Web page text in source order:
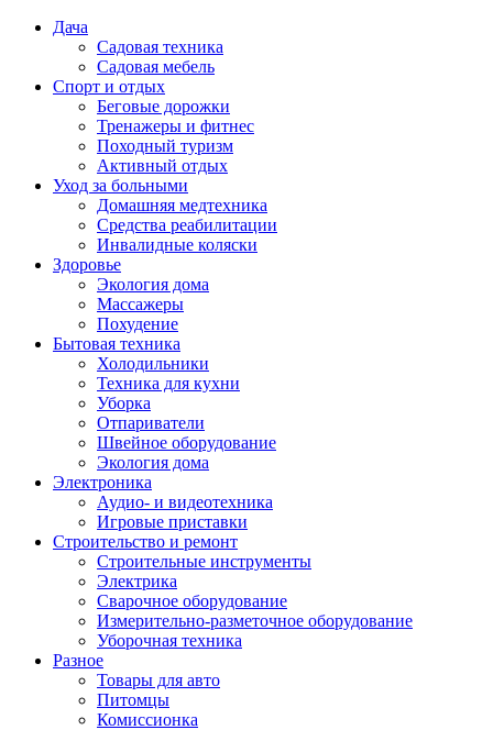
Дача
Садовая техника
Садовая мебель
Спорт и отдых
Беговые дорожки
Тренажеры и фитнес
Походный туризм
Активный отдых
Уход за больными
Домашняя медтехника
Средства реабилитации
Инвалидные коляски
Здоровье
Экология дома
Массажеры
Похудение
Бытовая техника
Холодильники
Техника для кухни
Уборка
Отпариватели
Швейное оборудование
Экология дома
Электроника
Аудио- и видеотехника
Игровые приставки
Строительство и ремонт
Строительные инструменты
Электрика
Сварочное оборудование
Измерительно-разметочное оборудование
Уборочная техника
Разное
Товары для авто
Питомцы
Комиссионка